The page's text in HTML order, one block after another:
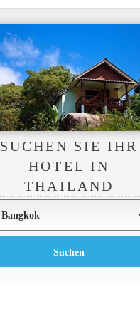
SUCHEN SIE IHR
HOTEL IN
THAILAND